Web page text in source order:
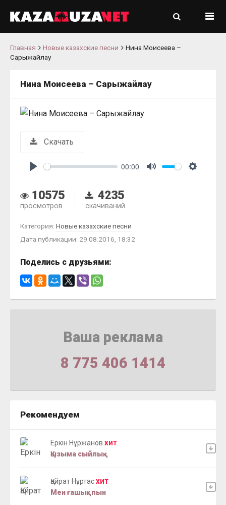
Главная Новые казахские песни
Нина Моисеева –
Сарыжайлау
Нина Моисеева – Сарыжайлау
Скачать
00:00
10575
просмотров
4235
скачиваний
Категория: Новые казахские песни
Дата публикации: 29.08.2016, 18:32
Поделись с друзьями:
Ваша реклама
8 775 406 1414
Рекомендуем
Еркін Нұржанов ХИТ
Қызыма сыйлық
Қайрат Нұртас ХИТ
Мен ғашықпын